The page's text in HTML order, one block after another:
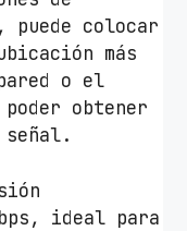
puede colocar
más
o el
obtener
ideal para